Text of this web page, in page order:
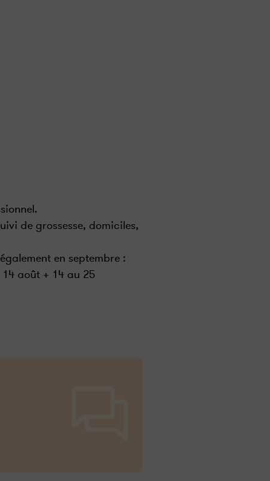
de grossesse, domiciles,
en septembre :
14 août + 14 au 25